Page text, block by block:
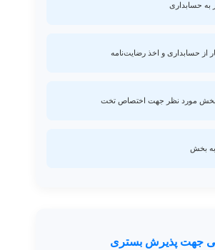
به حسابداری
از حسابداری و اخذ رضایت‌نامه
بخش مورد نظر جهت اختصاص تخت
به بخش
جهت پذیرش بستری